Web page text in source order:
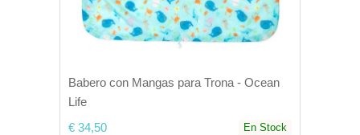
Babero con Mangas para Trona - Ocean
Life
€ 34,50
En Stock